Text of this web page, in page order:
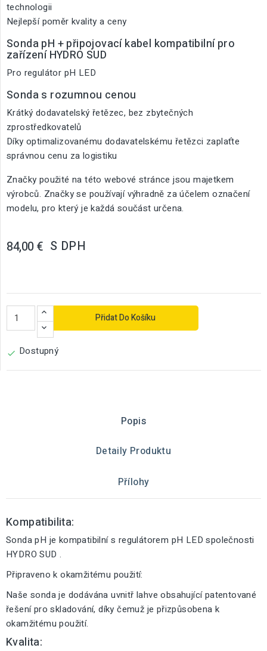
technologii
Nejlepší poměr kvality a ceny
Sonda pH + připojovací kabel kompatibilní pro
zařízení HYDRO SUD
Pro regulátor pH LED
Sonda s rozumnou cenou
Krátký dodavatelský řetězec, bez zbytečných
zprostředkovatelů
Díky optimalizovanému dodavatelskému řetězci zaplaťte
správnou cenu za logistiku
Značky použité na této webové stránce jsou majetkem
výrobců. Značky se používají výhradně za účelem označení
modelu, pro který je každá součást určena.
84,00 € S DPH
Přidat Do Košíku
 Dostupný
Popis
Detaily Produktu
Přílohy
Kompatibilita:
Sonda pH je kompatibilní s regulátorem pH LED společnosti
HYDRO SUD .
Připraveno k okamžitému použití:
Naše sonda je dodávána uvnitř lahve obsahující patentované
řešení pro skladování, díky čemuž je přizpůsobena k
okamžitému použití.
Kvalita: